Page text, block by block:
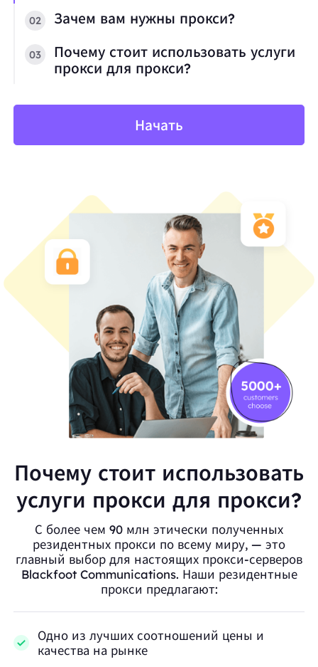
02 Зачем вам нужны прокси?
03
Почему стоит использовать услуги
прокси для прокси?
Начать
Почему стоит использовать
услуги прокси для прокси?
С более чем 90 млн этически полученных
резидентных прокси по всему миру, — это
главный выбор для настоящих прокси-серверов
Blackfoot Communications. Наши резидентные
прокси предлагают:
Одно из лучших соотношений цены и
качества на рынке